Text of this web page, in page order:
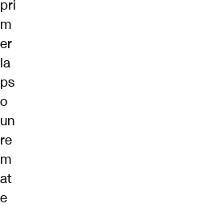
pri
m
er
la
ps
o
un
re
m
at
e